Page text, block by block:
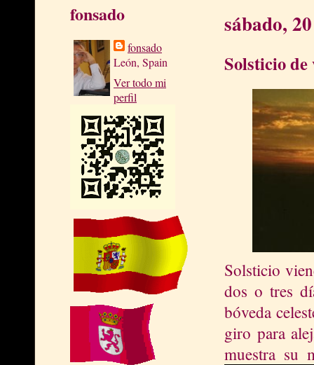
fonsado
fonsado
León, Spain
Ver todo mi
perfil
sábado,
Solsticio de
Solsticio
dos o tres
bóveda
giro para
muestra su